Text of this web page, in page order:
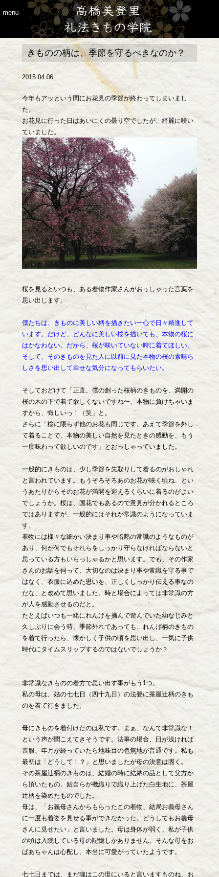
menu
きものの柄は、季節を守るべきなのか？
2015.04.06
今年もアッという間にお花見の季節が終わってしまいまし
た。
お花見に行った日はあいにくの曇り空でしたが、綺麗に咲い
ていました。
桜を見るといつも、ある着物作家さんがおっしゃった言葉を
思い出します。
僕たちは、きものに美しい柄を描きたい一心で日々精進して
います。だけど、どんなに美しい桜を描いても、本物の桜に
はかなわない。だから、桜が咲いていない時に着てほしい。
そして、そのきものを見た人に以前に見た本物の桜の素晴ら
しさを思い出して幸せな気分になってもらいたい。
そしておどけて「正直、僕の創った桜柄のきものを、満開の
桜の木の下で着て欲しくないですね〜、本物に負けちゃいま
すから、悔しいっ！（笑」と。
さらに「桜に限らず他のお花も同じです。あえて季節を外し
て着ることで、本物の美しい自然を見たときの感動を、もう
一度味わって欲しいのです」とおっしゃっていました。
一般的にきものは、少し季節を先取りして着るのがおしゃれ
と言われています。もうそろそろあのお花が咲く頃ね、とい
うあたりからそのお花が満開を迎えるくらいに着るのがよい
でしょうか。桜は、国花でもあるので意見が分かれるところ
ではありますが、一般的にはそれが常識のようになっていま
す。
着物には様々な細かい決まり事や暗黙の常識のようなものが
あり、何が何でもそれらをしっかり守らなければならないと
思っている方もいらっしゃるかと思います。でも、その作家
さんのお話を伺って、大切なのは決まり事や常識を守る事で
はなく、衣服に込めた思いを、正しくしっかり伝える事なの
だな、と改めて思いました。時と場合によっては非常識の方
が人を感動させるのだと。
たとえばいつも一緒にれんげを摘んで遊んでいた幼なじみと
久しぶりに会う時、季節外れであっても、れんげ柄のきもの
を着て行ったら、懐かしく子供の頃を思い出し、一気に子供
時代にタイムスリップするのではないでしょうか？
非常識なきものの着方で思い出す事がもう1つ。
私の母は、姑の七七日（四十九日）の法要に茶屋辻柄のきも
のを着て行きました。
母にきものを着付けたのは私です。まぁ、なんて非常識な！
という声が聞こえてきそうです。法事の場合、日が浅ければ
喪服、年月が経っていたら地味目の色無地が普通です。私も
最初は「どうして！？」と思いましたが母の決意は固く。
その茶屋辻柄のきものは、結婚の時に結納の品として父方か
ら頂いたもの。姑自らが機織りで織り上げた白生地に、茶屋
辻柄を染めたものでした。
母は、「お義母さんからもらったこの着物、結局お義母さん
に一度も着姿を見せる事ができなかった。どうしてもお義母
さんに見せたい」と言いました。母は身体が弱く、私が子供
の頃は入院している母の記憶しかありません。そんな母をお
ばあちゃんは心配し、本当に可愛がっていたようです。
七七日までは、まだ魂はこの世にいると言いますものね、お